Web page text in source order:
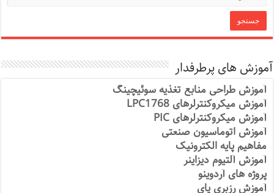
آموزش های پرطرفدار
آموزش طراحی منابع تغذیه سوئیچینگ
آموزش میکروکنترلرهای LPC1768
آموزش میکروکنترلرهای PIC
آموزش اتوماسیون صنعتی
مفاهیم پایه الکترونیک
آموزش آلتیوم دیزاینر
پروژه های آردوینو
آموزش رزبری پای